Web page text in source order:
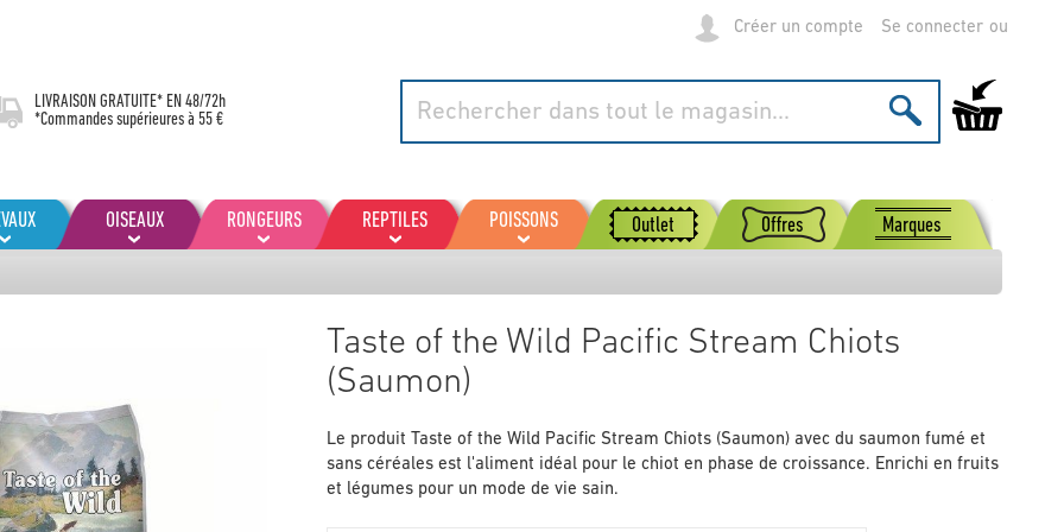
Créer un compte Se connecter
LIVRAISON GRATUITE* EN 48/72h
*Commandes supérieures à 55 €
Mon panier
OISEAUX RONGEURS REPTILES POISSONS Outlet Offres Marques
Taste of the Wild Pacific Stream Chiots
(Saumon)
Le produit Taste of the Wild Pacific Stream Chiots (Saumon) avec du saumon fumé et
sans céréales est l'aliment idéal pour le chiot en phase de croissance. Enrichi en fruits
et légumes pour un mode de vie sain.